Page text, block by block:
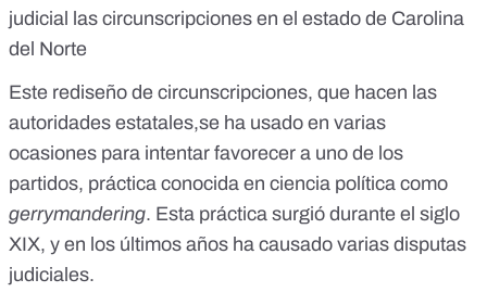
judicial las circunscripciones en el estado de Carolina
del Norte
Este rediseño de circunscripciones, que hacen las
autoridades estatales,se ha usado en varias
ocasiones para intentar favorecer a uno de los
partidos, práctica conocida en ciencia política como
gerrymandering. Esta práctica surgió durante el siglo
XIX, y en los últimos años ha causado varias disputas
judiciales.